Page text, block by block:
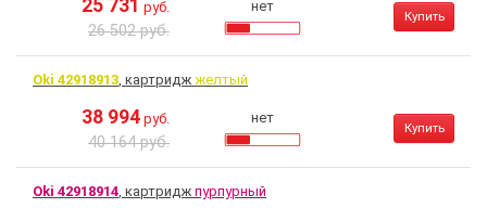
25 731 руб.
26 502 руб.
нет
Купить
Oki 42918913, картридж желтый
38 994 руб.
40 164 руб.
нет
Купить
Oki 42918914, картридж пурпурный